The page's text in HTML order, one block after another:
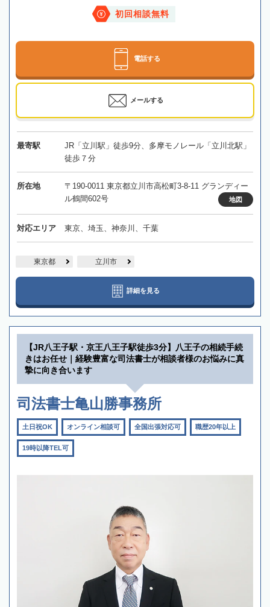
初回相談無料
電話する
メールする
最寄駅
JR「立川駅」徒歩9分、多摩モノレール「立川北駅」
徒歩７分
所在地
〒190-0011 東京都立川市高松町3-8-11 グランディー
ル鶴間602号
地図
対応エリア 東京、埼玉、神奈川、千葉
東京都 立川市
詳細を見る
【JR八王子駅・京王八王子駅徒歩3分】八王子の相続手続
きはお任せ｜経験豊富な司法書士が相談者様のお悩みに真
摯に向き合います
司法書士亀山勝事務所
土日祝OK オンライン相談可 全国出張対応可 職歴20年以上
19時以降TEL可